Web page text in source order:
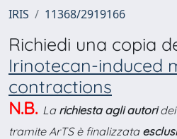
IRIS 11368/2919166
Richiedi una copia
Irinotecan-induced
contractions
N.B. La richiesta agli autoridei
tramite ArTS è finalizzata